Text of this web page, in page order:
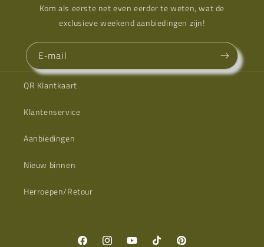
Kom als eerste net even eerder te weten, wat de
exclusieve weekend aanbiedingen zijn!
E‑mail
QR Klantkaart
Klantenservice
Aanbiedingen
Nieuw binnen
Herroepen/Retour